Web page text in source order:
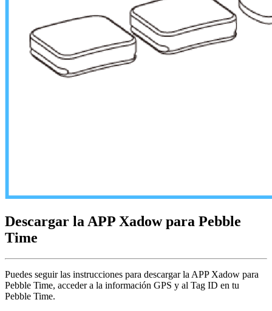
Descargar la APP Xadow para Pebble
Time
Puedes seguir las instrucciones para descargar la APP Xadow para
Pebble Time, acceder a la información GPS y al Tag ID en tu
Pebble Time.